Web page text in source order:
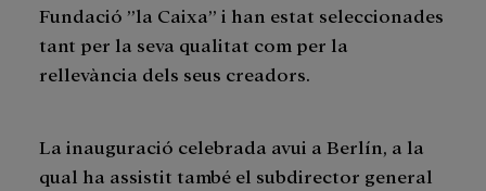
Fundació ”la Caixa” i han estat seleccionades
tant per la seva qualitat com per la
rellevància dels seus creadors.
La inauguració celebrada avui a Berlín, a la
qual ha assistit també el subdirector general